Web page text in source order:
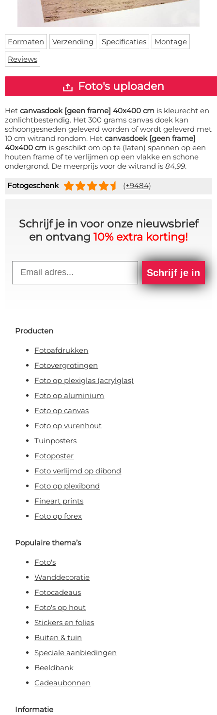
Skateboard deck
Levertijden
Inloggen
WhatsApp
Formaten Verzending Specificaties
Montage
Reviews
Foto's uploaden
Het canvasdoek [geen frame] 40x400 cm is kleurecht en
zonlichtbestendig. Het 300 grams canvas doek kan
schoongesneden geleverd worden of wordt geleverd met
10 cm witrand rondom. Het canvasdoek [geen frame]
40x400 cm is geschikt om op te (laten) spannen op een
houten frame of te verlijmen op een vlakke en schone
ondergrond. De meerprijs voor de witrand is 84,99.
Fotogeschenk (+9484)
Schrijf je in voor onze nieuwsbrief
en ontvang 10% extra korting!
Schrijf je in
Producten
Fotoafdrukken
Fotovergrotingen
Foto op plexiglas (acrylglas)
Foto op aluminium
Foto op canvas
Foto op vurenhout
Tuinposters
Fotoposter
Foto verlijmd op dibond
Foto op plexibond
Fineart prints
Foto op forex
Populaire thema’s
Foto's
Wanddecoratie
Fotocadeaus
Foto's op hout
Stickers en folies
Buiten & tuin
Speciale aanbiedingen
Beeldbank
Cadeaubonnen
Informatie